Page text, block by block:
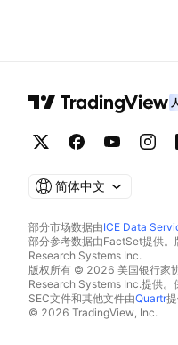
简体中文
部分市场数据由ICE Data
部分参考数据由FactSet提供
Research Systems Inc.
版权所有 © 2026 美国银行家
Research Systems Inc.提供。
SEC文件和其他文件由Quartr提
© 2026 TradingView, Inc.